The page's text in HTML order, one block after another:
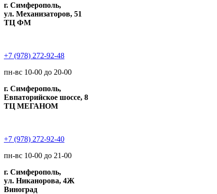
г. Симферополь,
ул. Механизаторов, 51
ТЦ ФМ
+7 (978) 272-92-48
пн-вс 10-00 до 20-00
г. Симферополь,
Евпаторийское шоссе, 8
ТЦ МЕГАНОМ
+7 (978) 272-92-40
пн-вс 10-00 до 21-00
г. Симферополь,
ул. Никанорова, 4Ж
Виноград